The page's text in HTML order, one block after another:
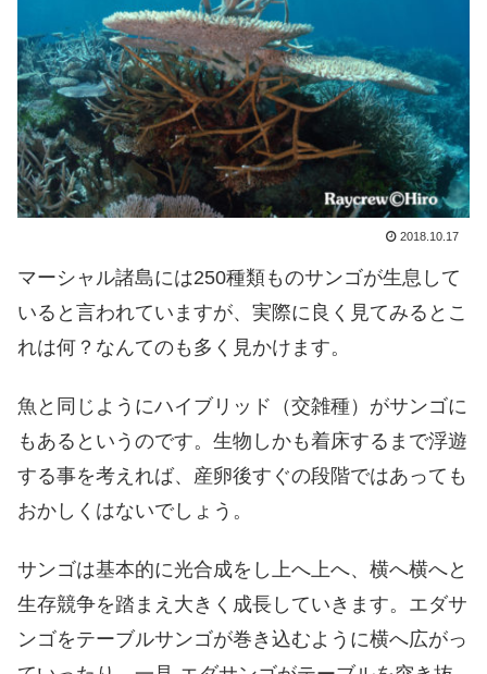
2018.10.17
マーシャル諸島には250種類ものサンゴが生息して
いると言われていますが、実際に良く見てみるとこ
れは何？なんてのも多く見かけます。
魚と同じようにハイブリッド（交雑種）がサンゴに
もあるというのです。生物しかも着床するまで浮遊
する事を考えれば、産卵後すぐの段階ではあっても
おかしくはないでしょう。
サンゴは基本的に光合成をし上へ上へ、横へ横へと
生存競争を踏まえ大きく成長していきます。エダサ
ンゴをテーブルサンゴが巻き込むように横へ広がっ